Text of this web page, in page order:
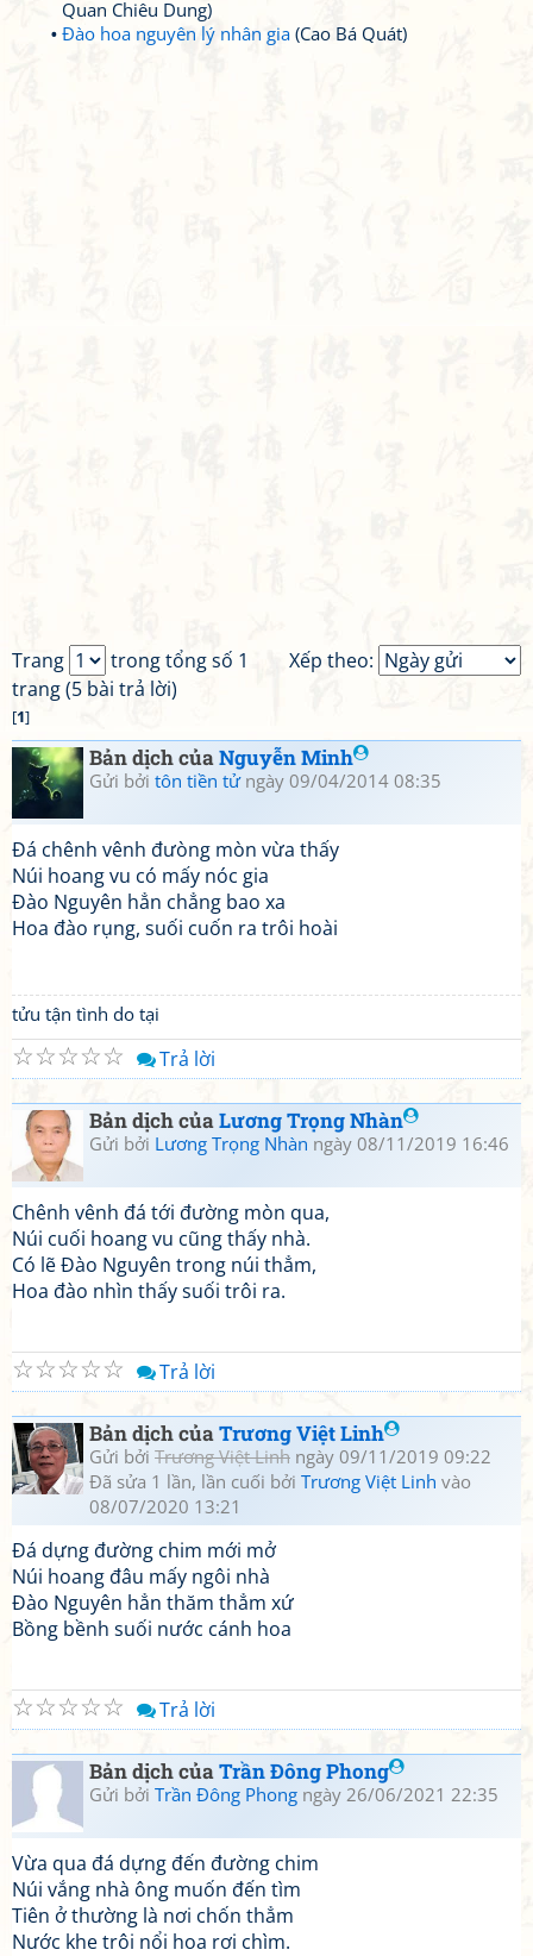
Quan Chiêu Dung)
Đào hoa nguyên lý nhân gia (Cao Bá Quát)
Xếp theo:
Trang
trong tổng số 1
trang (5 bài trả lời)
[1]
Bản dịch củaNguyễn Minh
Gửi bởi tôn tiền tửngày 09/04/2014 08:35
Đá chênh vênh đưòng mòn vừa thấy
Núi hoang vu có mấy nóc gia
Đào Nguyên hẳn chẳng bao xa
Hoa đào rụng, suối cuốn ra trôi hoài
tửu tận tình do tại
☆
☆
☆
☆
☆ Trả lời
Bản dịch củaLương Trọng Nhàn
Gửi bởi Lương Trọng Nhàn ngày 08/11/2019 16:46
Chênh vênh đá tới đường mòn qua,
Núi cuối hoang vu cũng thấy nhà.
Có lẽ Đào Nguyên trong núi thẳm,
Hoa đào nhìn thấy suối trôi ra.
☆
☆
☆
☆
☆ Trả lời
Bản dịch củaTrương Việt Linh
Gửi bởi Trương Việt Linh ngày 09/11/2019 09:22
Đã sửa 1 lần, lần cuối bởi Trương Việt Linh vào
08/07/2020 13:21
Đá dựng đường chim mới mở
Núi hoang đâu mấy ngôi nhà
Đào Nguyên hẳn thăm thẳm xứ
Bồng bềnh suối nước cánh hoa
☆
☆
☆
☆
☆ Trả lời
Bản dịch củaTrần Đông Phong
Gửi bởi Trần Đông Phong ngày 26/06/2021 22:35
Vừa qua đá dựng đến đường chim
Núi vắng nhà ông muốn đến tìm
Tiên ở thường là nơi chốn thẳm
Nước khe trôi nổi hoa rơi chìm.